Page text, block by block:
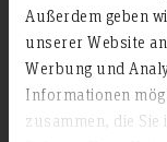
Außerdem geben
unserer Website
Werbung und
Informationen
zusammen, die
Infos zur
Folgen Sie uns